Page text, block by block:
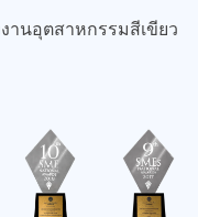
านอุตสาหกรรมสีเขียว